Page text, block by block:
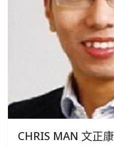
CHRIS MAN 文正康